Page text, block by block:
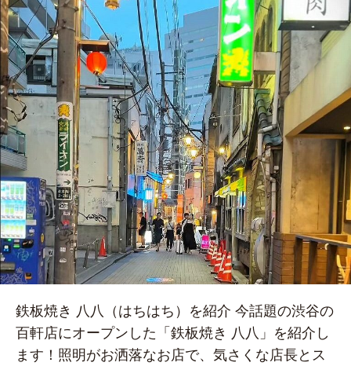
鉄板焼き 八八（はちはち）を紹介 今話題の渋谷の
百軒店にオープンした「鉄板焼き 八八」を紹介し
ます！照明がお洒落なお店で、気さくな店長とス